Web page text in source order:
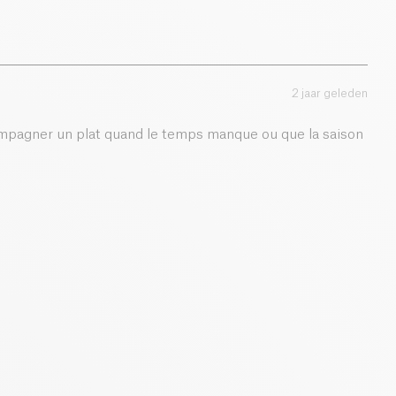
2 jaar geleden
un plat quand le temps manque ou que la saison